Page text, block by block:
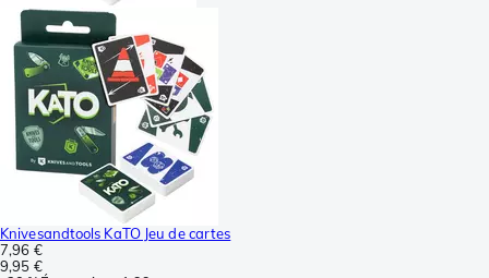
Knivesandtools KaTO Jeu de cartes
7,96 €
9,95 €